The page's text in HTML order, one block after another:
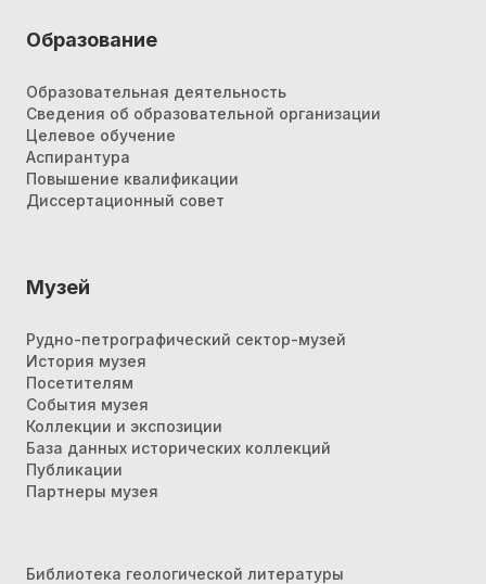
Образование
Образовательная деятельность
Сведения об образовательной организации
Целевое обучение
Аспирантура
Повышение квалификации
Диссертационный совет
Музей
Рудно-петрографический сектор-музей
История музея
Посетителям
События музея
Коллекции и экспозиции
База данных исторических коллекций
Публикации
Партнеры музея
Библиотека геологической литературы